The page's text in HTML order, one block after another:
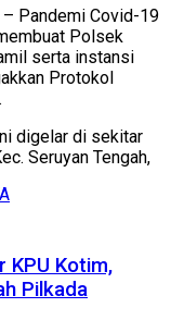
– Pandemi Covid-19
Polsek
serta instansi
Protokol
digelar di sekitar
Seruyan Tengah,
KPU Kotim,
Pilkada